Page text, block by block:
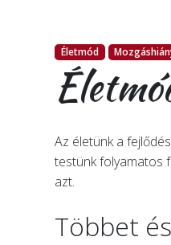
Életmód
Az életünk a
testünk folyamatos
azt.
Többet